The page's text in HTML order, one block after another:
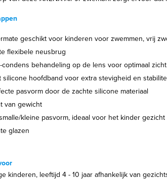
geschikt voor kinderen voor zwemmen, vrij
flexibele neusbrug
condens behandeling op de lens voor optimaal zicht
silicone hoofdband voor extra stevigheid en
pasvorm door de zachte silicone materiaal
van gewicht
kleine pasvorm, ideaal voor het kinder gezicht
glazen
kinderen, leeftijd 4 - 10 jaar afhankelijk van